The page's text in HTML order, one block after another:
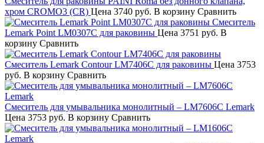
хром CROMO3 (CR) Цена 3740 руб. В корзину Сравнить
Смеситель
Lemark Point LM0307C для раковины Цена 3751 руб. В
корзину Сравнить
Смеситель Lemark Contour LM7406C для раковины Цена 3753
руб. В корзину Сравнить
Смеситель для умывальника монолитный – LM7606C Lemark
Цена 3753 руб. В корзину Сравнить